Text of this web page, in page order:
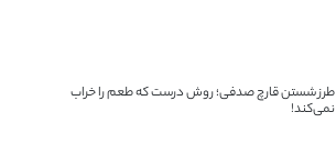
طرز شستن قارچ صدفی؛ روش درست که طعم را خراب
نمی‌کند!